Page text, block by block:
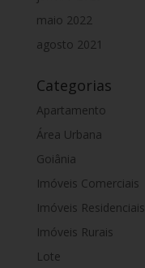
maio 2022
agosto 2021
Categorias
Apartamento
Área Urbana
Goiânia
Imóveis Comerciais
Imóveis Residenciais
Imóveis Rurais
Lote